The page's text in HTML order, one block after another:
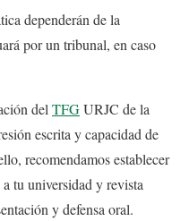
dependerán de la
por un tribunal, en caso
del TFGURJC de la
escrita y capacidad de
recomendamos establecer
tu universidad y revista
y defensa oral.